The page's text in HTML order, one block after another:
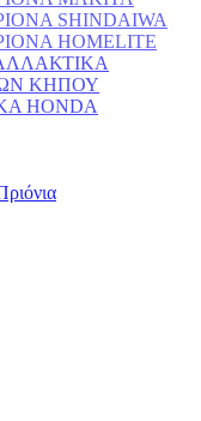
SHINDAIWA
HOMELITE
ΚΗΠΟΥ
HONDA